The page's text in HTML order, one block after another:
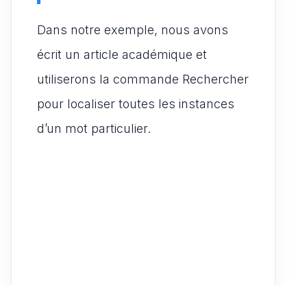
Dans notre exemple, nous avons
écrit un article académique et
utiliserons la commande Rechercher
pour localiser toutes les instances
d’un mot particulier.